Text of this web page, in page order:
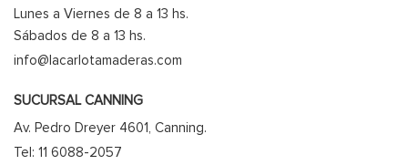
Lunes a Viernes de 8 a 13 hs.
Sábados de 8 a 13 hs.
info@lacarlotamaderas.com
SUCURSAL CANNING
Av. Pedro Dreyer 4601, Canning.
Tel: 11 6088-2057